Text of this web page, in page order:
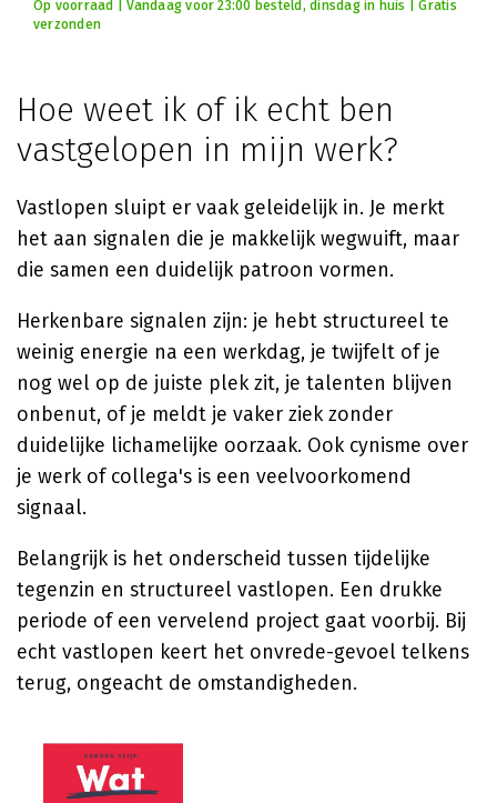
Op voorraad | Vandaag voor 23:00 besteld, dinsdag in huis | Gratis
verzonden
Hoe weet ik of ik echt ben
vastgelopen in mijn werk?
Vastlopen sluipt er vaak geleidelijk in. Je merkt
het aan signalen die je makkelijk wegwuift, maar
die samen een duidelijk patroon vormen.
Herkenbare signalen zijn: je hebt structureel te
weinig energie na een werkdag, je twijfelt of je
nog wel op de juiste plek zit, je talenten blijven
onbenut, of je meldt je vaker ziek zonder
duidelijke lichamelijke oorzaak. Ook cynisme over
je werk of collega's is een veelvoorkomend
signaal.
Belangrijk is het onderscheid tussen tijdelijke
tegenzin en structureel vastlopen. Een drukke
periode of een vervelend project gaat voorbij. Bij
echt vastlopen keert het onvrede-gevoel telkens
terug, ongeacht de omstandigheden.